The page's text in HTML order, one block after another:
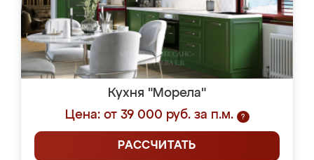
Кухня "Морела"
Цена: от 39 000 руб. за п.м.
?
РАССЧИТАТЬ